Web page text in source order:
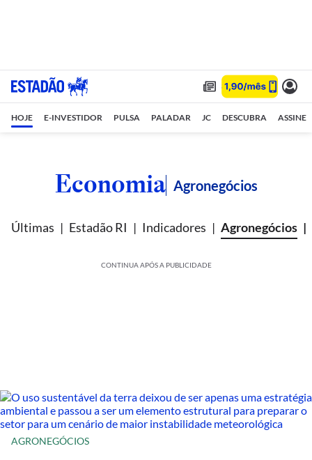
HOJE E-INVESTIDOR PULSA PALADAR JC DESCUBRA ASSINE
Economia Agronegócios
Últimas Estadão RI Indicadores Agronegócios
CONTINUA APÓS A PUBLICIDADE
AGRONEGÓCIOS